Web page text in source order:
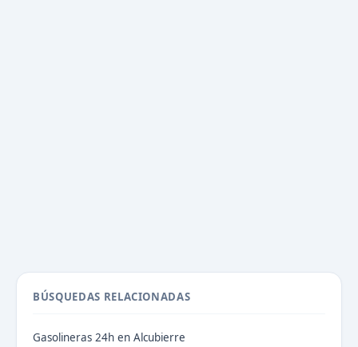
BÚSQUEDAS RELACIONADAS
Gasolineras 24h en Alcubierre